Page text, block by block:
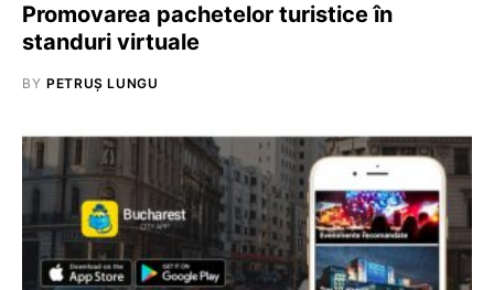
Promovarea pachetelor turistice în
standuri virtuale
BY PETRUȘ LUNGU